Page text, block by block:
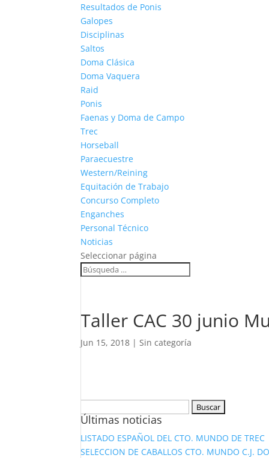
Resultados de Ponis
Galopes
Disciplinas
Saltos
Doma Clásica
Doma Vaquera
Raid
Ponis
Faenas y Doma de Campo
Trec
Horseball
Paraecuestre
Western/Reining
Equitación de Trabajo
Concurso Completo
Enganches
Personal Técnico
Noticias
Seleccionar página
Taller CAC 30 junio
Jun 15, 2018 |Sin categoría
Últimas noticias
LISTADO ESPAÑOL DEL CTO. MUNDO DE TREC
SELECCION DE CABALLOS CTO. MUNDO C.J.